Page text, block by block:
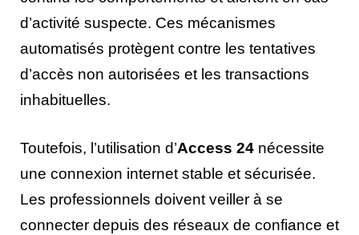
d’activité suspecte. Ces mécanismes
automatisés protègent contre les tentatives
d’accès non autorisées et les transactions
inhabituelles.
Toutefois, l’utilisation d’Access 24 nécessite
une connexion internet stable et sécurisée.
Les professionnels doivent veiller à se
connecter depuis des réseaux de confiance et